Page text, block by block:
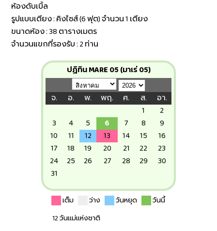
ห้องดับเบิ้ล
รูปแบบเตียง : คิงไซส์ (6 ฟุต) จำนวน 1 เตียง
ขนาดห้อง : 38 ตารางเมตร
จำนวนแขกที่รองรับ : 2 ท่าน
ปฏิทิน MARE 05 (มาเร่ 05)
จ. อ. พ. พฤ. ศ. ส.
อา.
1
2
3
4 5 6 7 8
9
10
11 12 13 14 15
16
17
18 19 20 21 22
23
24
25 26 27 28 29
30
31
เต็ม ว่าง วันหยุด
วันนี้
12 วันแม่แห่งชาติ